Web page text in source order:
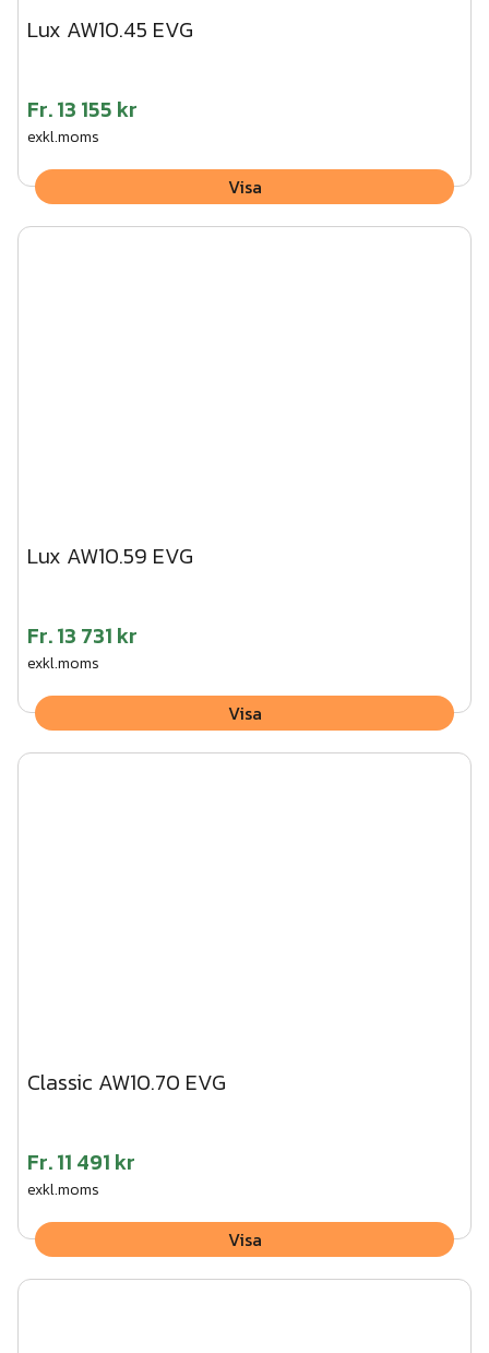
Lux AW10.45 EVG
Fr.13 155 kr
exkl.moms
Visa
Lux AW10.59 EVG
Fr.13 731 kr
exkl.moms
Visa
Classic AW10.70 EVG
Fr.11 491 kr
exkl.moms
Visa